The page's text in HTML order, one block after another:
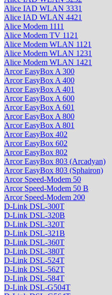
Alice IAD WLAN 3331
Alice IAD WLAN 4421
Alice Modem 1111
Alice Modem TV 1121
Alice Modem WLAN 1121
Alice Modem WLAN 1231
Alice Modem WLAN 1421
Arcor EasyBox A 300
Arcor EasyBox A 400
Arcor EasyBox A 401
Arcor EasyBox A 600
Arcor EasyBox A 601
Arcor EasyBox A 800
Arcor EasyBox A 801
Arcor EasyBox 402
Arcor EasyBox 602
Arcor EasyBox 802
Arcor EasyBox 803 (Arcadyan)
Arcor EasyBox 803 (Sphairon)
Arcor Speed-Modem 50
Arcor Speed-Modem 50 B
Arcor Speed-Modem 200
D-Link DSL-300T
D-Link DSL-320B
D-Link DSL-320T
D-Link DSL-321B
D-Link DSL-360T
D-Link DSL-380T
D-Link DSL-524T
D-Link DSL-562T
D-Link DSL-584T
D-Link DSL-G504T